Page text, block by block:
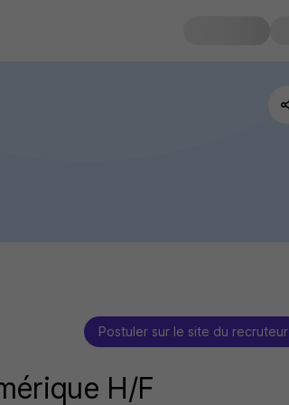
Postuler sur le site du recruteur
H/F